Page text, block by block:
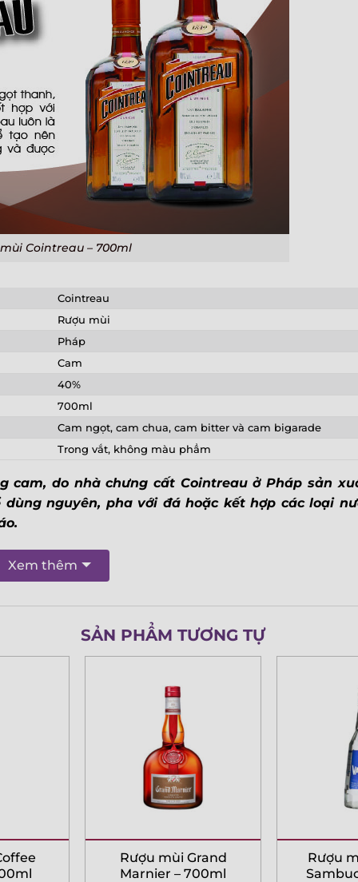
Cointreau – 700ml
Cointreau
Rượu mùi
Pháp
Cam
40%
700ml
Cam ngọt, cam chua, cam bitter và cam bigarade
Trong vắt, không màu phẩm
cam, do nhà chưng cất Cointreau ở Pháp sản
dùng nguyên, pha với đá hoặc kết hợp các loại
Xem thêm
SẢN PHẨM TƯƠNG TỰ
Rượu mùi Grand
Marnier – 700ml
Rượu